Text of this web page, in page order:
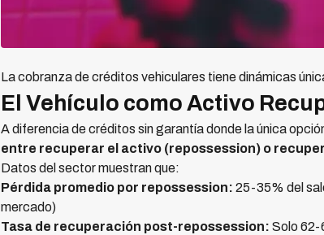
La cobranza de créditos vehiculares tiene dinámicas
El Vehículo como Activo
A diferencia de créditos sin garantía donde la única
entre recuperar el activo (repossession) o
Datos del sector muestran que:
Pérdida promedio por repossession: 25-35% del
mercado)
Tasa de recuperación post-repossession: Solo 62-